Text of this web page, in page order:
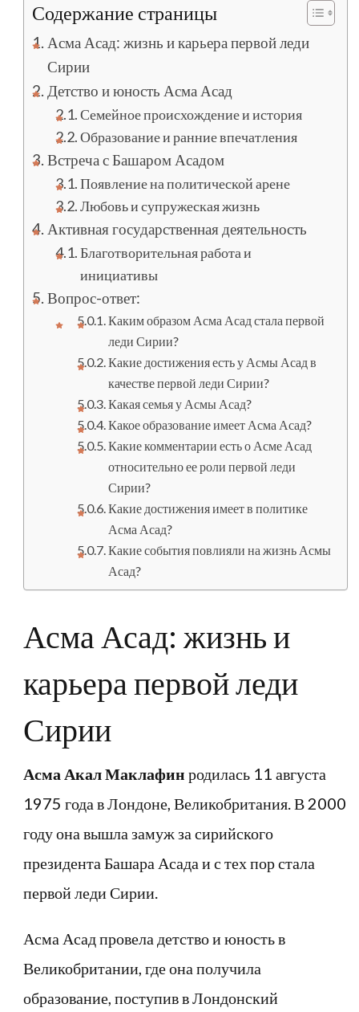
Содержание страницы
Асма Асад: жизнь и карьера первой леди
Сирии
Детство и юность Асма Асад
Семейное происхождение и история
Образование и ранние впечатления
Встреча с Башаром Асадом
Появление на политической арене
Любовь и супружеская жизнь
Активная государственная деятельность
Благотворительная работа и
инициативы
Вопрос-ответ:
Каким образом Асма Асад стала первой
леди Сирии?
Какие достижения есть у Асмы Асад в
качестве первой леди Сирии?
Какая семья у Асмы Асад?
Какое образование имеет Асма Асад?
Какие комментарии есть о Асме Асад
относительно ее роли первой леди
Сирии?
Какие достижения имеет в политике
Асма Асад?
Какие события повлияли на жизнь Асмы
Асад?
Асма Асад: жизнь и
карьера первой леди
Сирии
Асма Акал Маклафин родилась 11 августа
1975 года в Лондоне, Великобритания. В 2000
году она вышла замуж за сирийского
президента Башара Асада и с тех пор стала
первой леди Сирии.
Асма Асад провела детство и юность в
Великобритании, где она получила
образование, поступив в Лондонский